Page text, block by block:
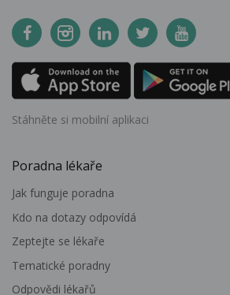
Stáhněte si mobilní aplikaci
Poradna lékaře
Jak funguje poradna
Kdo na dotazy odpovídá
Zeptejte se lékaře
Tematické poradny
Odpovědi lékařů